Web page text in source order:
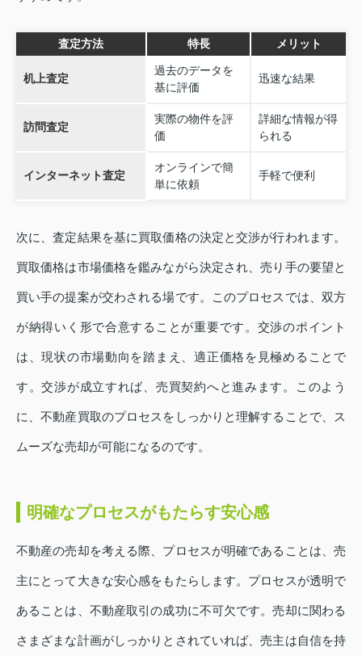
査定方法 特長 メリット
机上査定
過去のデータを
基に評価
迅速な結果
訪問査定
実際の物件を評
価
詳細な情報が得
られる
インターネット査定
オンラインで簡
単に依頼
手軽で便利
次に、査定結果を基に買取価格の決定と交渉が行われます。
買取価格は市場価格を鑑みながら決定され、売り手の要望と
買い手の提案が交わされる場です。このプロセスでは、双方
が納得いく形で合意することが重要です。交渉のポイント
は、現状の市場動向を踏まえ、適正価格を見極めることで
す。交渉が成立すれば、売買契約へと進みます。このよう
に、不動産買取のプロセスをしっかりと理解することで、ス
ムーズな売却が可能になるのです。
明確なプロセスがもたらす安心感
不動産の売却を考える際、プロセスが明確であることは、売
主にとって大きな安心感をもたらします。プロセスが透明で
あることは、不動産取引の成功に不可欠です。売却に関わる
さまざまな計画がしっかりとされていれば、売主は自信を持